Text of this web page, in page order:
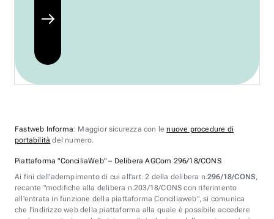
Fastweb Informa: Maggior sicurezza con lenuove procedure di
portabilità del numero.
Piattaforma "ConciliaWeb" – Delibera AGCom 296/18/CONS
Ai fini dell'adempimento di cui all'art. 2 della delibera n.296/18/CONS,
recante "modifiche alla delibera n.203/18/CONS con riferimento
all'entrata in funzione della piattaforma Conciliaweb", si comunica
che l'indirizzo web della piattaforma alla quale è possibile accedere